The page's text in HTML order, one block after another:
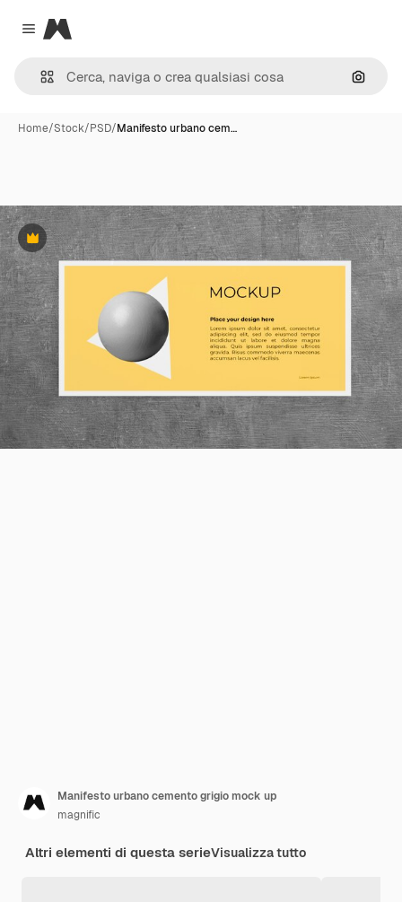
Close menu
Magnific
Cerca
Home/Stock/PSD/Manifesto urbano cem…
Premium
Manifesto urbano cemento grigio mock up
magnific
Altri elementi di questa serieVisualizza tutto